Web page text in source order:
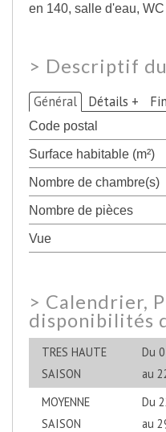
en 140, salle d'eau,
> Descriptif
Général Détails +
Code postal
Surface habitable (m²)
Nombre de chambre(s)
Nombre de pièces
Vue
> Calendrier,
disponibilités
TRES HAUTE
SAISON
Du
au
MOYENNE
SAISON
Du
au